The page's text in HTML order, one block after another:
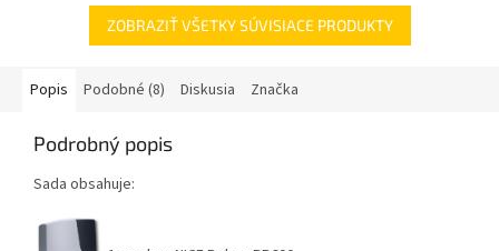
ZOBRAZIŤ VŠETKY SÚVISIACE PRODUKTY
Popis Podobné (8) Diskusia Značka
Podrobný popis
Sada obsahuje: